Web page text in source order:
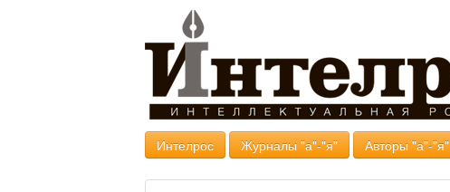
Интелрос Журналы "а"-"я" Авторы "а"-"я"